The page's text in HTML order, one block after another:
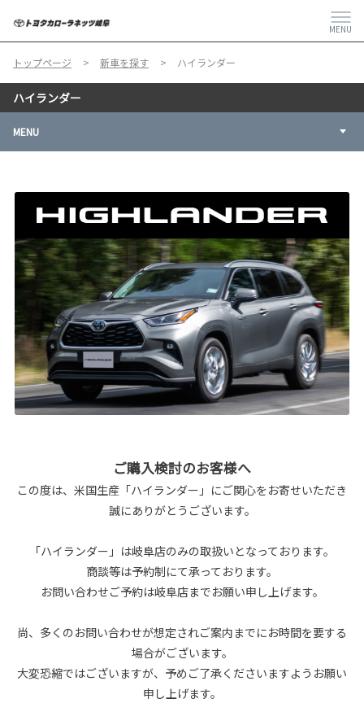
MENU
トップページ 新車を探す ハイランダー
ハイランダー
MENU
ご購入検討のお客様へ
この度は、米国生産「ハイランダー」にご関心をお寄せいただき
誠にありがとうございます。
「ハイランダー」は岐阜店のみの取扱いとなっております。
商談等は予約制にて承っております。
お問い合わせご予約は岐阜店までお願い申し上げます。
尚、多くのお問い合わせが想定されご案内までにお時間を要する
場合がございます。
大変恐縮ではございますが、予めご了承くださいますようお願い
申し上げます。